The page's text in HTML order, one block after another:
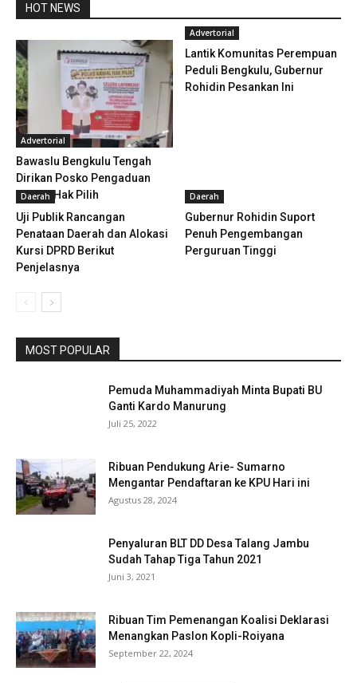
HOT NEWS
Advertorial
Bawaslu Bengkulu Tengah
Dirikan Posko Pengaduan
Terkait Hak Pilih
Advertorial
Lantik Komunitas Perempuan
Peduli Bengkulu, Gubernur
Rohidin Pesankan Ini
Daerah
Uji Publik Rancangan
Penataan Daerah dan Alokasi
Kursi DPRD Berikut
Penjelasnya
Daerah
Gubernur Rohidin Suport
Penuh Pengembangan
Perguruan Tinggi
MOST POPULAR
Pemuda Muhammadiyah Minta Bupati BU
Ganti Kardo Manurung
Juli 25, 2022
Ribuan Pendukung Arie- Sumarno
Mengantar Pendaftaran ke KPU Hari ini
Agustus 28, 2024
Penyaluran BLT DD Desa Talang Jambu
Sudah Tahap Tiga Tahun 2021
Juni 3, 2021
Ribuan Tim Pemenangan Koalisi Deklarasi
Menangkan Paslon Kopli-Roiyana
September 22, 2024